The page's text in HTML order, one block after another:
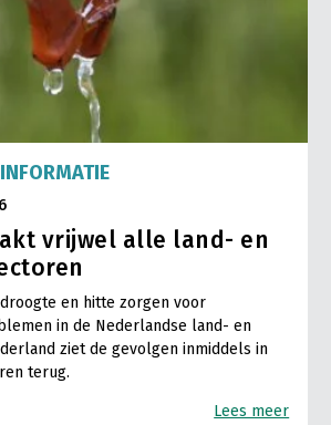
vrijwel alle land- en
en hitte zorgen voor
in de Nederlandse land- en
ziet de gevolgen inmiddels in
terug.
Lees meer